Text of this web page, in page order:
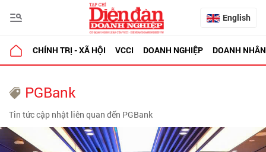
English
CHÍNH TRỊ - XÃ HỘI VCCI DOANH NGHIỆP DOANH NHÂN
PGBank
Tin tức cập nhật liên quan đến PGBank